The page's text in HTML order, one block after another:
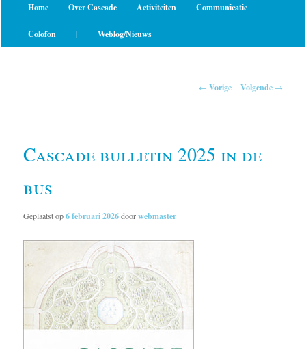
Home Over Cascade Activiteiten Communicatie
Colofon | Weblog/Nieuws
← Vorige Volgende →
Cascade bulletin 2025 in de
bus
Geplaatst op6 februari 2026doorwebmaster